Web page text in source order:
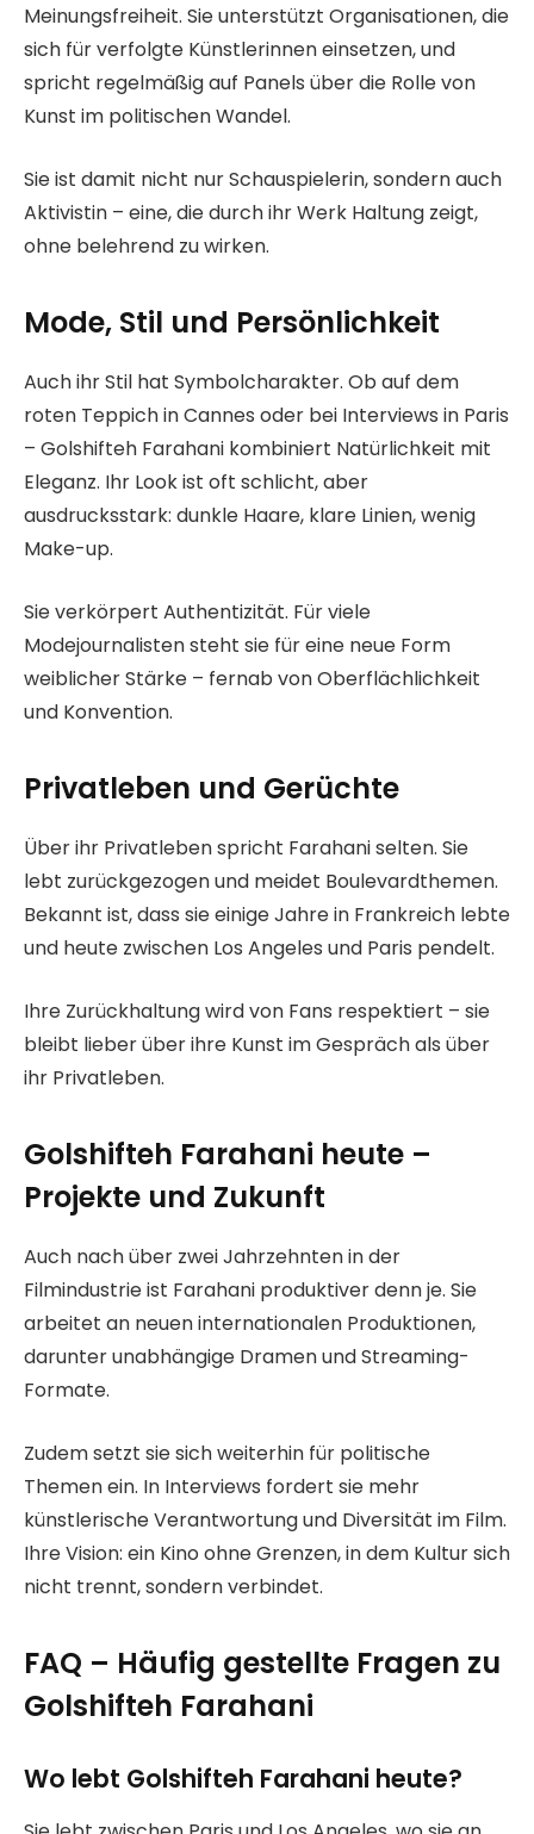
Meinungsfreiheit. Sie unterstützt Organisationen, die
sich für verfolgte Künstlerinnen einsetzen, und
spricht regelmäßig auf Panels über die Rolle von
Kunst im politischen Wandel.
Sie ist damit nicht nur Schauspielerin, sondern auch
Aktivistin – eine, die durch ihr Werk Haltung zeigt,
ohne belehrend zu wirken.
Mode, Stil und Persönlichkeit
Auch ihr Stil hat Symbolcharakter. Ob auf dem
roten Teppich in Cannes oder bei Interviews in Paris
– Golshifteh Farahani kombiniert Natürlichkeit mit
Eleganz. Ihr Look ist oft schlicht, aber
ausdrucksstark: dunkle Haare, klare Linien, wenig
Make-up.
Sie verkörpert Authentizität. Für viele
Modejournalisten steht sie für eine neue Form
weiblicher Stärke – fernab von Oberflächlichkeit
und Konvention.
Privatleben und Gerüchte
Über ihr Privatleben spricht Farahani selten. Sie
lebt zurückgezogen und meidet Boulevardthemen.
Bekannt ist, dass sie einige Jahre in Frankreich lebte
und heute zwischen Los Angeles und Paris pendelt.
Ihre Zurückhaltung wird von Fans respektiert – sie
bleibt lieber über ihre Kunst im Gespräch als über
ihr Privatleben.
Golshifteh Farahani heute –
Projekte und Zukunft
Auch nach über zwei Jahrzehnten in der
Filmindustrie ist Farahani produktiver denn je. Sie
arbeitet an neuen internationalen Produktionen,
darunter unabhängige Dramen und Streaming-
Formate.
Zudem setzt sie sich weiterhin für politische
Themen ein. In Interviews fordert sie mehr
künstlerische Verantwortung und Diversität im Film.
Ihre Vision: ein Kino ohne Grenzen, in dem Kultur sich
nicht trennt, sondern verbindet.
FAQ – Häufig gestellte Fragen zu
Golshifteh Farahani
Wo lebt Golshifteh Farahani heute?